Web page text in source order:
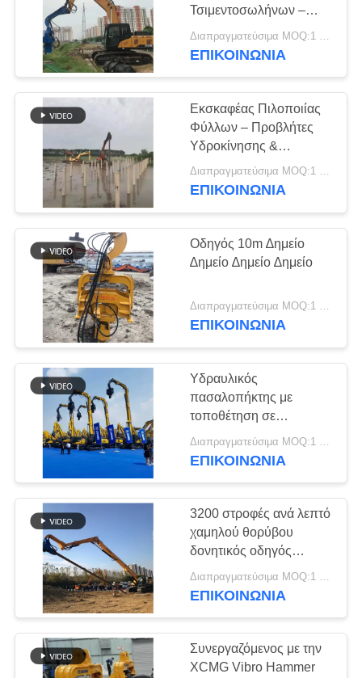
ΖΗΤΉΣΤΕ
ΈΝΑ
ΑΠΌΣΠΑΣΜΑ
PRIVACY
POLICY
Τέσσερις εκκεντρικοί
οδηγοί σωρός
360 μοίρες οδηγοί
στοίβας
12
Μίνι οδηγός σωρών
εκσκαφέων
Συγκεκριμένος Drive
εξοπλισμός σωρών
30
Τσιμεντοσωλήνων –
Μήκος 12μ &
Σχεδιασμός Στερέωσης
Διαπραγματεύσιμα MOQ:1 σετ
ΕΠΙΚΟΙΝΩΝΙΑ
Εκσκαφέας Πιλοποιίας
Φύλλων – Προβλήτες
Υδροκίνησης &
Υδραυλικής Ισχύος
Διαπραγματεύσιμα MOQ:1 σύνολο
ΕΠΙΚΟΙΝΩΝΙΑ
Οδηγός 10m ∆ημείο
∆ημείο ∆ημείο ∆ημείο
Διαπραγματεύσιμα MOQ:1 σύνολο
ΕΠΙΚΟΙΝΩΝΙΑ
Υδραυλικός
πασαλοπήκτης με
τοποθέτηση σε
εκσκαφέα – Μέγιστο
μήκος 18μ & Ισχυρή
ΕΠΙΚΟΙΝΩΝΙΑ
3200 στροφές ανά λεπτό
χαμηλού θορύβου
δονητικός οδηγός
στοίβας
Διαπραγματεύσιμα MOQ:1 σύνολο
ΕΠΙΚΟΙΝΩΝΙΑ
Συνεργαζόμενος με την
XCMG Vibro Hammer